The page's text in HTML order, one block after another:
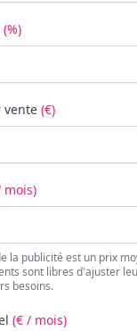
(%)
vente (€)
mois)
la publicité est un prix
sont libres d'ajuster
besoins.
(€ / mois)